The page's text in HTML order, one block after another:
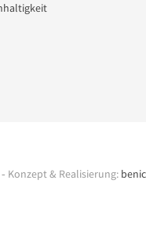
Konzept & Realisierung: